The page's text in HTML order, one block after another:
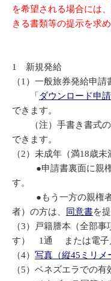
を希望される場合には
きる書類等の提示を求
1 新規発給
（1）一般旅券発給申
「 ダウンロード申
できます。
（注）手書き書式の
できます。
（2）未成年（満18歳
●申請書裏面に親権
す。
●もう一方の親権者
者）の方は、
同意書を
（3）戸籍謄本（全部
す） 1通 または電子
（4） 写真（縦45ミリメ
（5）ベネズエラでの